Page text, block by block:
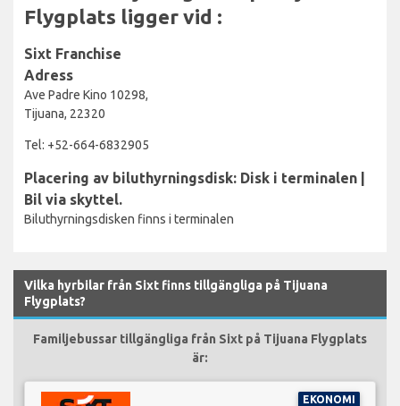
Flygplats ligger vid :
Sixt Franchise
Adress
Ave Padre Kino 10298,
Tijuana, 22320
Tel: +52-664-6832905
Placering av biluthyrningsdisk: Disk i terminalen |
Bil via skyttel.
Biluthyrningsdisken finns i terminalen
Vilka hyrbilar från Sixt finns tillgängliga på Tijuana
Flygplats?
Familjebussar tillgängliga från Sixt på Tijuana Flygplats
är:
EKONOMI